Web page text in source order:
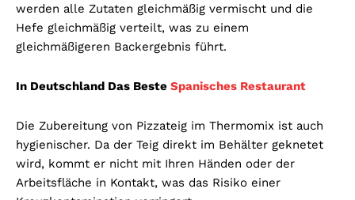
werden alle Zutaten gleichmäßig vermischt und die
Hefe gleichmäßig verteilt, was zu einem
gleichmäßigeren Backergebnis führt.
In Deutschland Das Beste Spanisches Restaurant
Die Zubereitung von Pizzateig im Thermomix ist auch
hygienischer. Da der Teig direkt im Behälter geknetet
wird, kommt er nicht mit Ihren Händen oder der
Arbeitsfläche in Kontakt, was das Risiko einer